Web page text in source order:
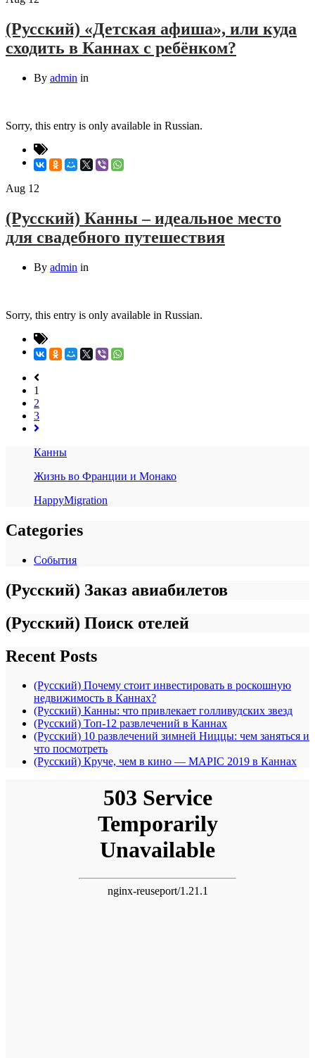
(Русский) «Детская афиша», или куда
сходить в Каннах с ребёнком?
By admin in
Sorry, this entry is only available in Russian.
Aug 12
(Русский) Канны – идеальное место
для свадебного путешествия
By admin in
Sorry, this entry is only available in Russian.
1
2
3
Канны
Жизнь во Франции и Монако
HappyMigration
Categories
События
(Русский) Заказ авиабилетов
(Русский) Поиск отелей
Recent Posts
(Русский) Почему стоит инвестировать в роскошную
недвижимость в Каннах?
(Русский) Канны: что привлекает голливудских звезд
(Русский) Топ-12 развлечений в Каннах
(Русский) 10 развлечений зимней Ниццы: чем заняться и
что посмотреть
(Русский) Круче, чем в кино — MAPIC 2019 в Каннах